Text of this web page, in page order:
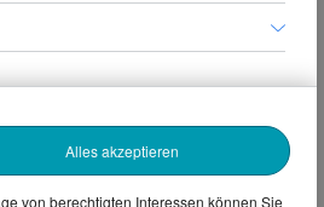
Alles akzeptieren
von berechtigten Interessen können Sie